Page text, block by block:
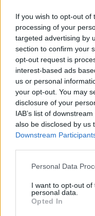
If you wish to opt-out of
processing of your
targeted advertising by
section to confirm your
opt-out request is
interest-based ads
us or personal
your opt-out. You may
disclosure of your
IAB’s list of
also be disclosed by us
Downstream
Personal Data
I want to opt-out
personal data.
Opted In
Σχετικά Άρθρα